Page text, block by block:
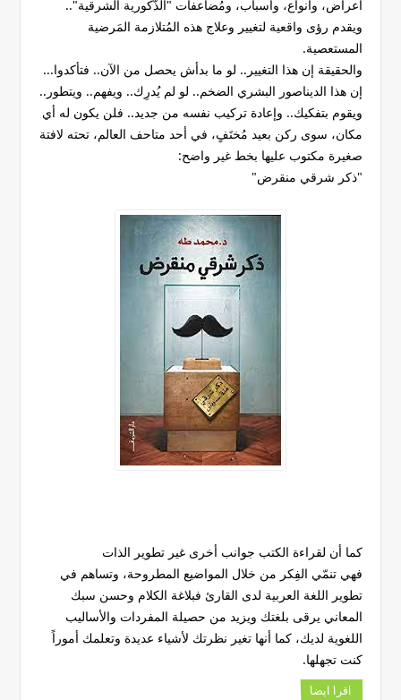
أعراض، وأنواع، وأسباب، ومُضاعفات "الذُّكورية الشرقية"..
ويقدم رؤى واقعية لتغيير وعلاج هذه المُتلازمة المَرضية
المستعصية.
والحقيقة إن هذا التغيير.. لو ما بدأش يحصل من الآن.. فتأكدوا...
إن هذا الديناصور البشري الضخم.. لو لم يُدرِك.. ويفهم.. ويتطور..
ويقوم بتفكيك.. وإعادة تركيب نفسه من جديد.. فلن يكون له أي
مكان، سوى ركن بعيد مُختَفٍ، في أحد متاحف العالم، تحته لافتة
صغيرة مكتوب عليها بخط غير واضح:
"ذكر شرقي منقرض"
كما أن لقراءة الكتب جوانب أخرى غير تطوير الذات
فهي تنمّي الفِكر من خلال المواضيع المطروحة، وتساهم في
تطوير اللغة العربية لدى القارئ فبلاغة الكلام وحسن سبك
المعاني يرقى بلغتك ويزيد من حصيلة المفردات والأساليب
اللغوية لديك، كما أنها تغير نظرتك لأشياء عديدة وتعلمك أموراً
كنت تجهلها.
اقرا ايضا